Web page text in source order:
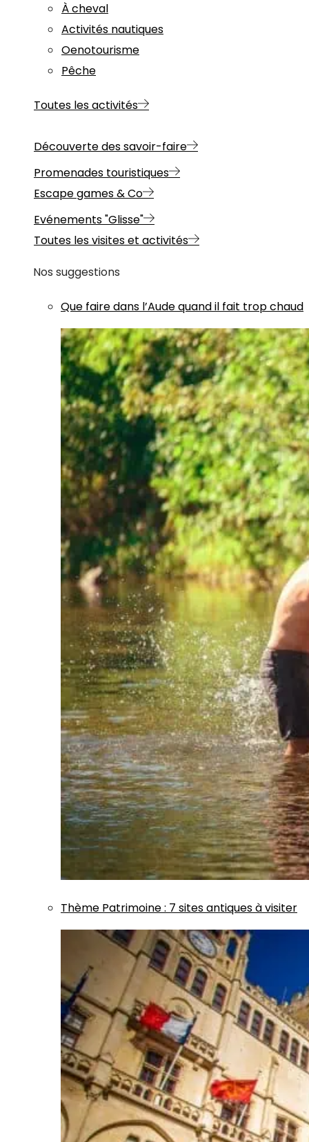
À cheval
Activités nautiques
Oenotourisme
Pêche
Toutes les activités
Découverte des savoir-faire
Promenades touristiques
Escape games & Co
Evénements "Glisse"
Toutes les visites et activités
Nos suggestions
Que faire dans l’Aude quand il fait trop chaud
Thème Patrimoine: 7 sites antiques à visiter